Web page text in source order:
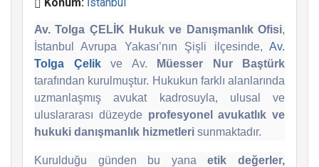
Av. Tolga ÇELİK Hukuk ve Danışmanlık Ofisi,
İstanbul Avrupa Yakası’nın Şişli ilçesinde, Av.
Tolga Çelikve Av.
Müesser Nur Baştürk
tarafından kurulmuştur. Hukukun farklı alanlarında
uzmanlaşmış avukat kadrosuyla, ulusal ve
uluslararası düzeyde profesyonel avukatlık ve
hukuki danışmanlık hizmetleri sunmaktadır.
Kurulduğu günden bu yanaetik değerler,